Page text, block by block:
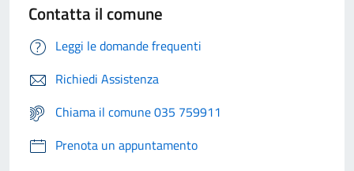
Contatta il comune
Leggi le domande frequenti
Richiedi Assistenza
Chiama il comune 035 759911
Prenota un appuntamento